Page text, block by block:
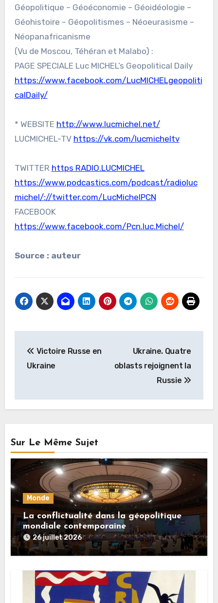
Géopolitique – Géoéconomie – Géoidéologie –
Géohistoire – Géopolitismes – Néoeurasisme –
Néopanafricanisme
(Vu de Moscou, Téhéran et Malabo) :
PAGE SPECIALE Luc MICHEL’s Geopolitical Daily
https://www.facebook.com/LucMICHELgeopoliti
calDaily/
* WEBSITE http://www.lucmichel.net/
LUCMICHEL-TV https://vk.com/lucmicheltv
TWITTER https RADIO.LUCMICHEL
https://www.podcastics.com/podcast/radioluc
michel/://twitter.com/LucMichelPCN
FACEBOOK
https://www.facebook.com/Pcn.luc.Michel/
Source : auteur
de
Victoire Russe en
Ukraine
Ukraine. Quatre
oblasts rejoignent la
Russie
Sur Le Même Sujet
Monde
La conflictualité dans la géopolitique
mondiale contemporaine
26 juillet 2026